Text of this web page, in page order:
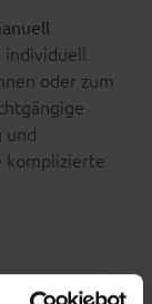
individuell
oder zum
und
komplizierte